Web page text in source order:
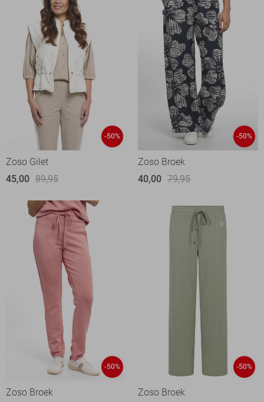
-50%
Zoso Gilet
45,00 89,95
-50%
Zoso Broek
40,00 79,95
-50%
Zoso Broek
-50%
Zoso Broek